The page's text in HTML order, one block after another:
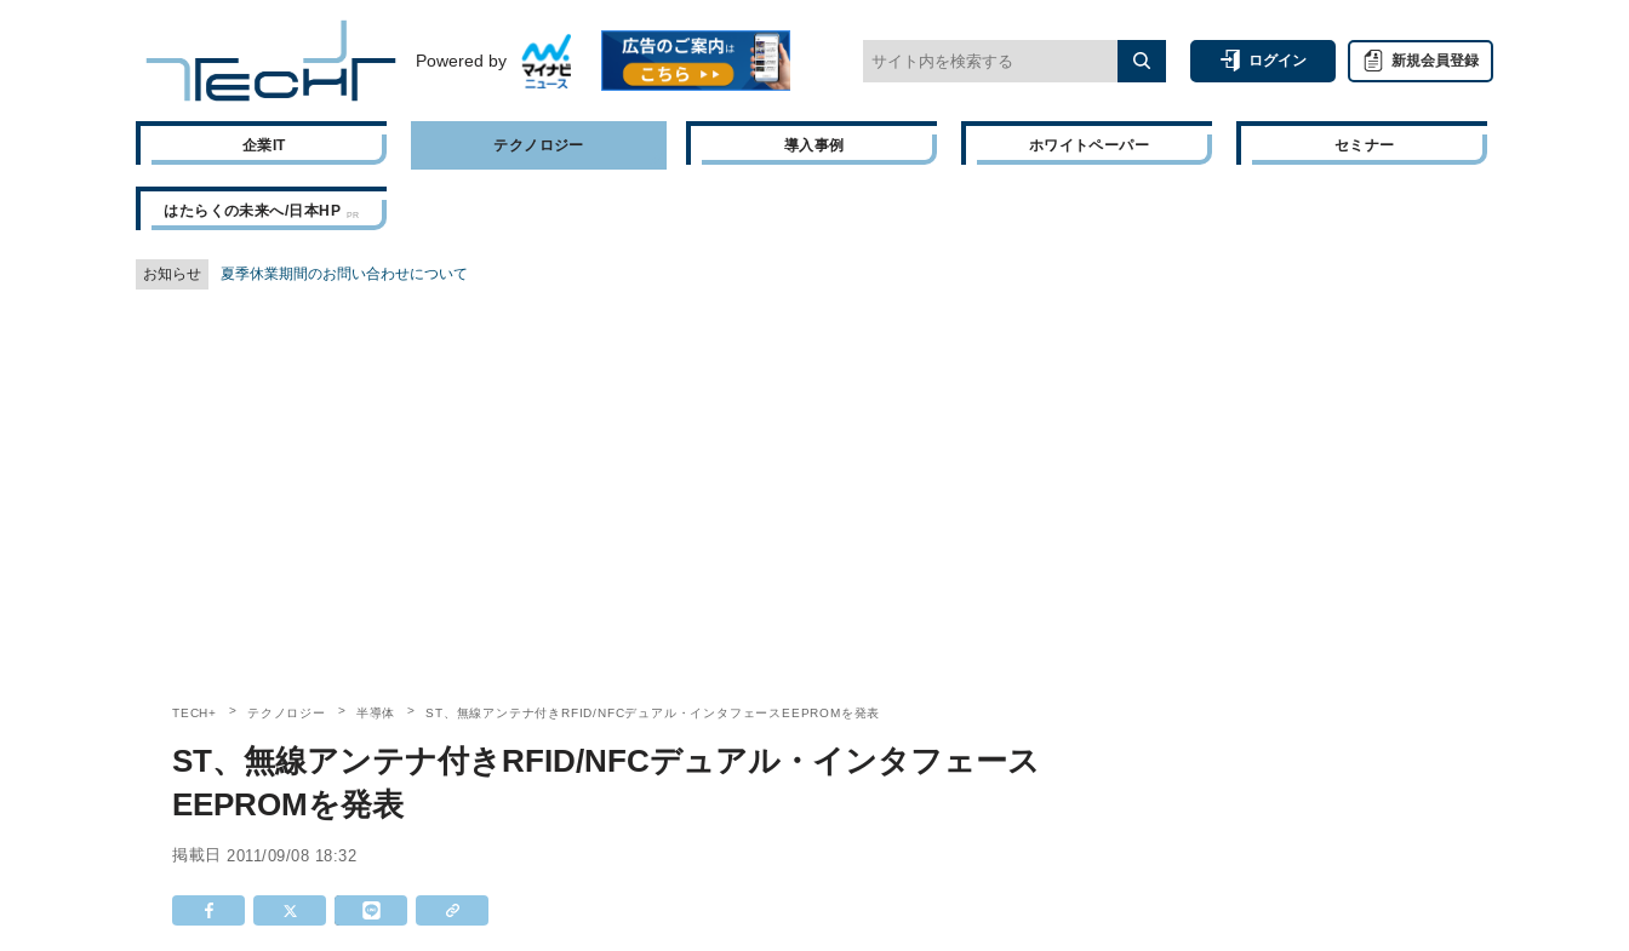
Powered by ログイン 新規会員登録
企業IT テクノロジー 導入事例 ホワイトペーパー セミナー
はたらくの未来へ/日本HP
お知らせ 夏季休業期間のお問い合わせについて
TECH+ テクノロジー 半導体 ST、無線アンテナ付きRFID/NFCデュアル・インタフェースEEPROMを発表
ST、無線アンテナ付きRFID/NFCデュアル・インタフェース
EEPROMを発表
掲載日 2011/09/08 18:32